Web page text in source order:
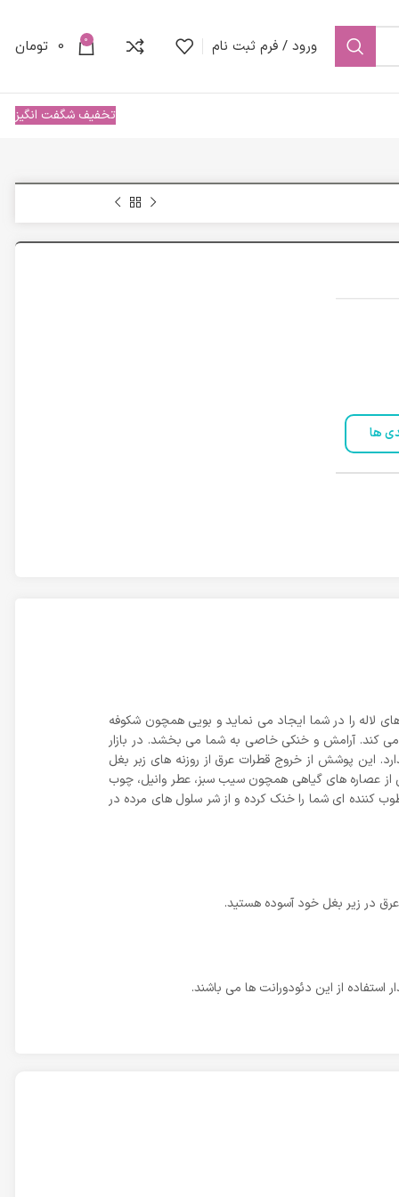
ورود / فرم ثبت نام 0
0 تومان
تخفیف شگفت انگیز
ها
لاله را در شما ایجاد می نماید و بویی همچون شکوفه
می کند. آرامش و خنکی خاصی به شما می بخشد. در بازار
این پوشش از خروج قطرات عرق از روزنه های زبر بغل
از عصاره های گیاهی همچون سیب سبز، عطر وانیل، چوب
کننده ای شما را خنک کرده و از شر سلول های مرده در
در زیر بغل خود آسوده هستید.
استفاده از این دئودورانت ها می باشند.